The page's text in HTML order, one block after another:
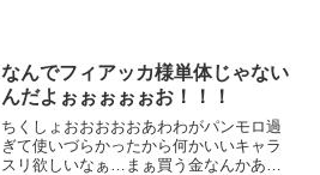
なんでフィアッカ様単体じゃない
んだよぉぉぉぉぉお！！！
ちくしょおおおおおあわわがパンモロ過
ぎて使いづらかったから何かいいキャラ
スリ欲しいなぁ…まぁ買う金なんかあり